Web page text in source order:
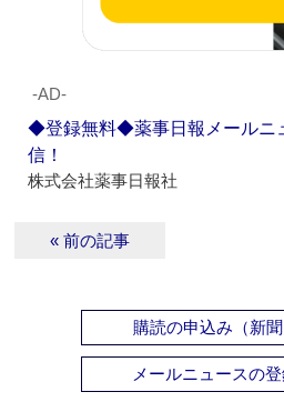
‐AD‐
◆登録無料◆薬事日報メール
信！
株式会社薬事日報社
« 前の記事
購読の申込み（新聞
メールニュースの登